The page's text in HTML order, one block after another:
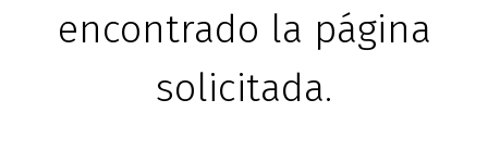
encontrado la página
solicitada.